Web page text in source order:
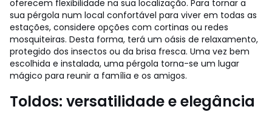
oferecem flexibilidade na sua localização. Para tornar a
sua pérgola num local confortável para viver em todas as
estações, considere opções com cortinas ou redes
mosquiteiras. Desta forma, terá um oásis de relaxamento,
protegido dos insectos ou da brisa fresca. Uma vez bem
escolhida e instalada, uma pérgola torna-se um lugar
mágico para reunir a família e os amigos.
Toldos: versatilidade e elegância